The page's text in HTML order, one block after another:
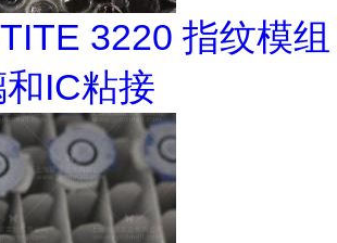
3220 指纹模组
IC粘接